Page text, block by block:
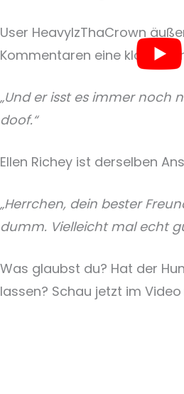
User HeavyIzThaCrown
Kommentaren eine klare
„Und er isst es immer noch
doof.“
Ellen Richey ist derselben
„Herrchen, dein bester
dumm. Vielleicht mal echt
Was glaubst du? Hat der
lassen? Schau jetzt im